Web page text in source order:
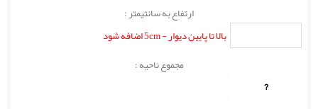
ارتفاع به سانتیمتر :
بالا تا پایین دیوار - 5cm اضافه شود
مجموع ناحیه :
?